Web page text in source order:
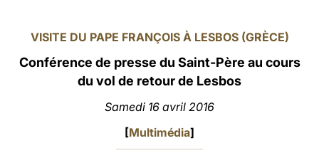
中文
LATINE
VISITE DU PAPE FRANÇOIS À LESBOS (GRÈCE)
Conférence de presse du Saint-Père au cours
du vol de retour de Lesbos
Samedi 16 avril 2016
[Multimédia]